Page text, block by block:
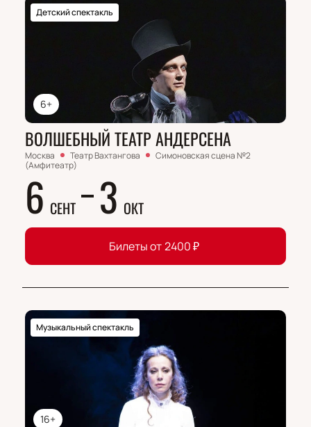
6+
Детский спектакль
ВОЛШЕБНЫЙ ТЕАТР АНДЕРСЕНА
Москва Театр Вахтангова
Симоновская сцена №2
(Амфитеатр)
6 СЕНТ 3 ОКТ
Билеты от2400₽
16+
Музыкальный спектакль